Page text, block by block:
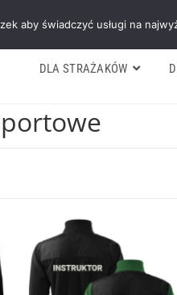
DLA STRAŻAKÓW
aby świadczyć usługi na